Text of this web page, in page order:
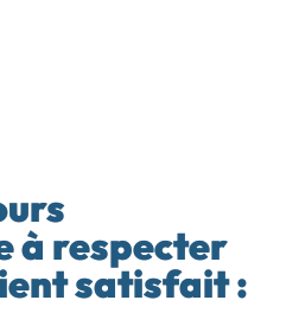
à respecter
satisfait :